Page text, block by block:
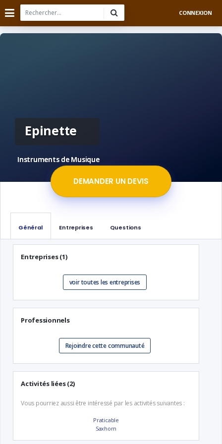
CONNEXION
Epinette
Instruments de Musique
DEMANDER UN DEVIS
Général Entreprises Questions
Entreprises (1)
voir toutes les entreprises
Professionnels
Rejoindre cette communauté
Activités liées (2)
Vous pourriez aussi être intéressé par les activités suivantes :
Praticable
Saxhorn